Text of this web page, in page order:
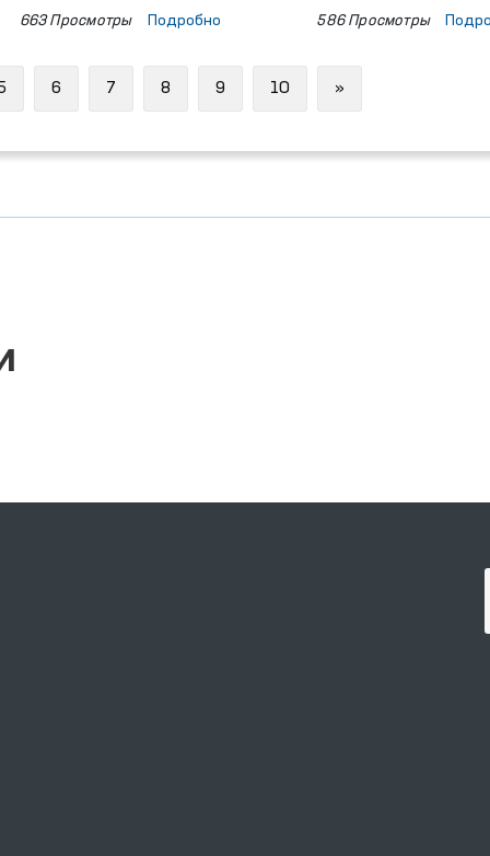
Омбудсманом и
Хельсинского
университета
Феруза Эшматова
верховенства права при
663 Просмотры Подробно
человека
586 Просмотры
6 7 8 9 10 »